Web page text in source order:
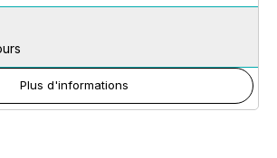
Plus d'informations